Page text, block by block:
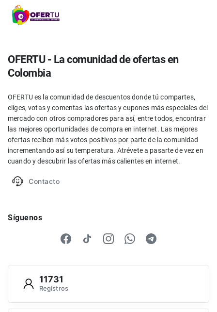
OFERTU - La comunidad de ofertas en
Colombia
OFERTU es la comunidad de descuentos donde tú compartes,
eliges, votas y comentas las ofertas y cupones más especiales del
mercado con otros compradores para así, entre todos, encontrar
las mejores oportunidades de compra en internet. Las mejores
ofertas reciben más votos positivos por parte de la comunidad
incrementando así su temperatura. Atrévete a pasarte de vez en
cuando y descubrir las ofertas más calientes en internet.
Contacto
Síguenos
11731
Registros